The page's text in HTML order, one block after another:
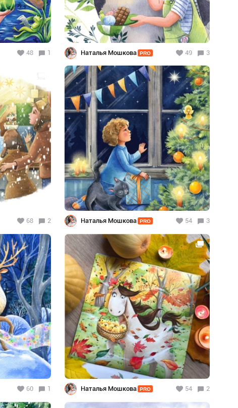
48 1 Наталья Мошкова PRO 49 3
68 2 Наталья Мошкова PRO 54 3
60 1 Наталья Мошкова PRO 54 2